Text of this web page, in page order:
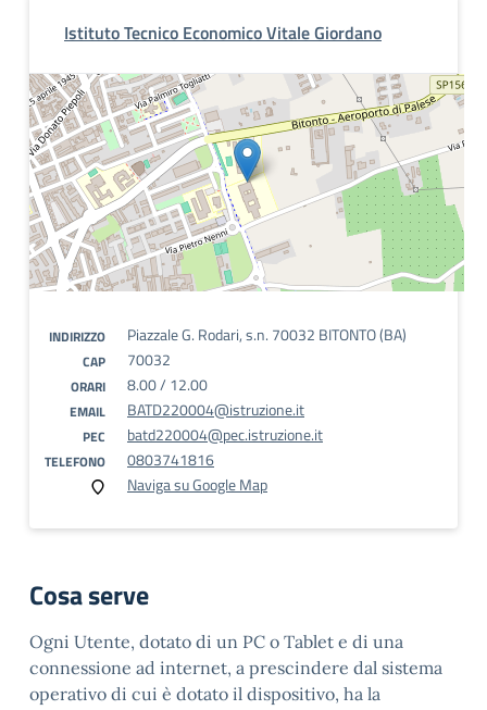
Istituto Tecnico Economico Vitale Giordano
INDIRIZZO Piazzale G. Rodari, s.n. 70032 BITONTO (BA)
CAP 70032
ORARI 8.00 / 12.00
EMAIL BATD220004@istruzione.it
PEC batd220004@pec.istruzione.it
TELEFONO
0803741816
Naviga su Google Map
Cosa serve
Ogni Utente, dotato di un PC o Tablet e di una
connessione ad internet, a prescindere dal sistema
operativo di cui è dotato il dispositivo, ha la